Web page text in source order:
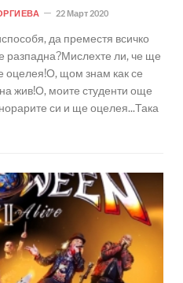
22 Март 2020
да преместя всичко
разпадна?Мислехте ли, че ще
оцелея!О, щом знам как се
жив!О, моите студенти още
си и ще оцелея...Така